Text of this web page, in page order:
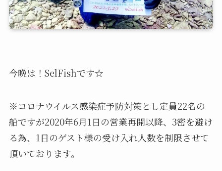
今晩は！SelFishです☆
※コロナウイルス感染症予防対策とし定員22名の
船ですが2020年6月1日の営業再開以降、3密を避け
る為、1日のゲスト様の受け入れ人数を制限させて
頂いております。